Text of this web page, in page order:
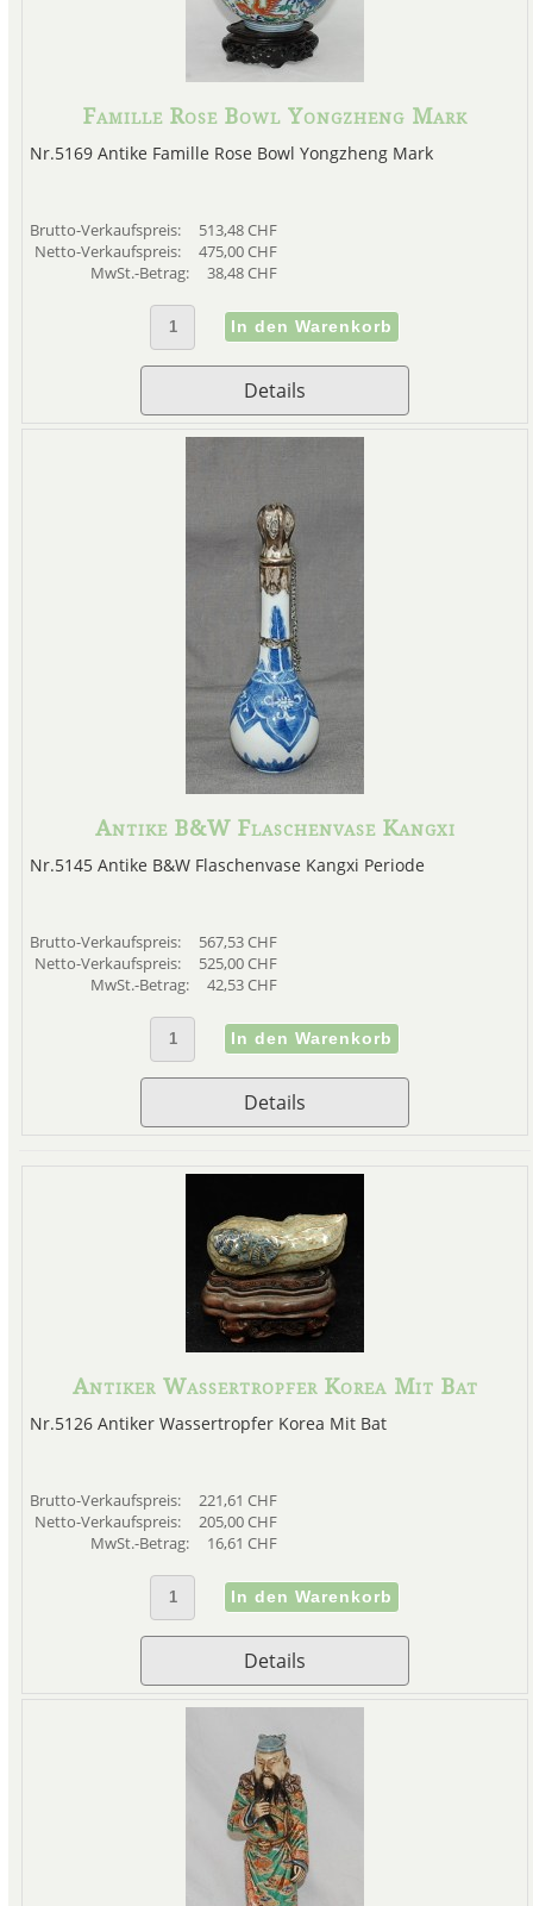
Famille Rose Bowl Yongzheng Mark
Nr.5169 Antike Famille Rose Bowl Yongzheng Mark
Brutto-Verkaufspreis:
513,48 CHF
Netto-Verkaufspreis:
475,00 CHF
MwSt.-Betrag:
38,48 CHF
Details
Antike B&W Flaschenvase Kangxi
Nr.5145 Antike B&W Flaschenvase Kangxi Periode
Brutto-Verkaufspreis:
567,53 CHF
Netto-Verkaufspreis:
525,00 CHF
MwSt.-Betrag:
42,53 CHF
Details
Antiker Wassertropfer Korea Mit Bat
Nr.5126 Antiker Wassertropfer Korea Mit Bat
Brutto-Verkaufspreis:
221,61 CHF
Netto-Verkaufspreis:
205,00 CHF
MwSt.-Betrag:
16,61 CHF
Details